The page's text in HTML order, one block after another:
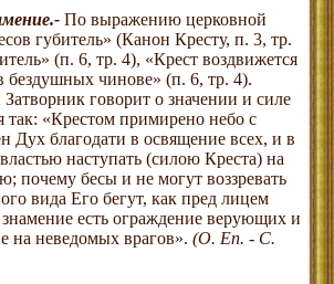
- По выражению церковной
губитель» (Канон Кресту, п. 3, тр.
(п. 6, тр. 4), «Крест воздвижется
бездушных чинове» (п. 6, тр. 4).
говорит о значении и силе
так: «Крестом примирено небо с
Дух благодати в освящение всех, и в
наступать (силою Креста) на
почему бесы и не могут воззревать
вида Его бегут, как пред лицем
знамение есть ограждение верующих и
на неведомых врагов». (О. Еп. - С.